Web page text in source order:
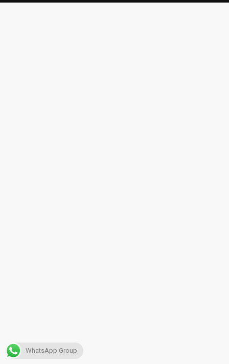
WhatsApp Group